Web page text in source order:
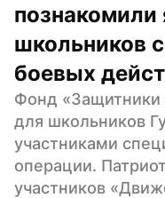
познакомили
школьников
боевых
Фонд «Защитники
для школьников
участниками
операции.
участников